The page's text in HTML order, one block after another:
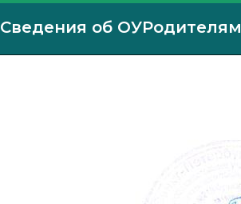
Сведения об ОУРодителям